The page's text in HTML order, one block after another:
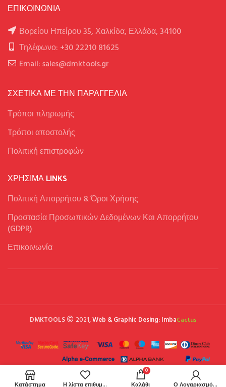
ΕΠΙΚΟΙΝΩΝΙΑ
Βορείου Ηπείρου 35, Χαλκίδα, Ελλάδα, 34100
Τηλέφωνο: +30 22210 81625
Email: sales@dmktools.gr
ΣΧΕΤΙΚΑ ΜΕ ΤΗΝ ΠΑΡΑΓΓΕΛΙΑ
Τρόποι πληρωμής
Tρόποι αποστολής
Πολιτική επιστροφών
ΧΡΉΣΙΜΑ LINKS
Πολιτική Απορρήτου & Όροι Χρήσης
Προστασία Προσωπικών Δεδομένων Και Απορρήτου
(GDPR)
Επικοινωνία
DMKTOOLS 2021,Web & Graphic Desing: ImbaCactus
Κατάστημα Η λίστα επιθυμιών μου
0
Καλάθι Ο Λογαριασμός μου